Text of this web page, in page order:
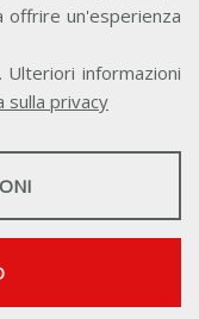
offrire un'esperienza
Ulteriori informazioni
sulla privacy
Credits